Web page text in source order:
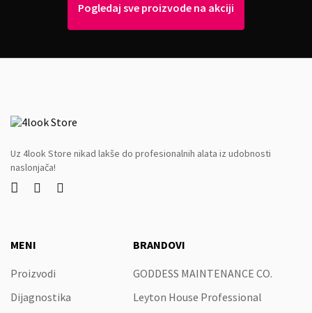
Pogledaj sve proizvode na akciji
Uz 4look Store nikad lakše do profesionalnih alata iz udobnosti
naslonjača!
  
MENI
Proizvodi
Dijagnostika
BRANDOVI
GODDESS MAINTENANCE CO.
Leyton House Professional